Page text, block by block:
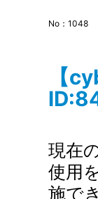
No：1048
【
現在
使用
施で